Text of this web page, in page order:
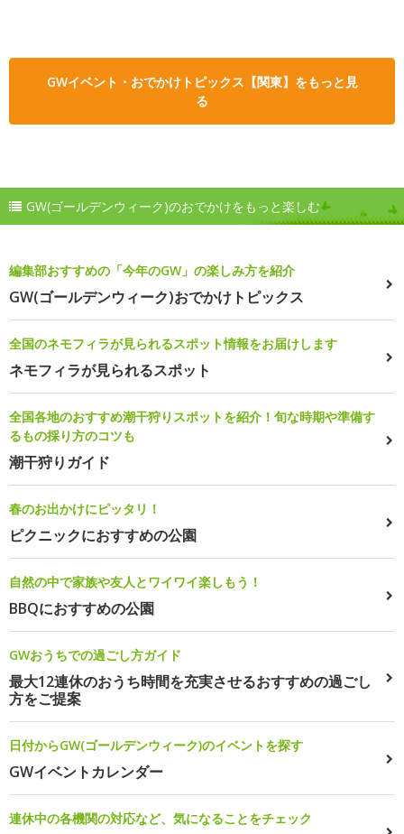
GWイベント・おでかけトピックス【関東】をもっと見
る
GW(ゴールデンウィーク)のおでかけをもっと楽しむ
編集部おすすめの「今年のGW」の楽しみ方を紹介
GW(ゴールデンウィーク)おでかけトピックス
全国のネモフィラが見られるスポット情報をお届けします
ネモフィラが見られるスポット
全国各地のおすすめ潮干狩りスポットを紹介！旬な時期や準備す
るもの採り方のコツも
潮干狩りガイド
春のお出かけにピッタリ！
ピクニックにおすすめの公園
自然の中で家族や友人とワイワイ楽しもう！
BBQにおすすめの公園
GWおうちでの過ごし方ガイド
最大12連休のおうち時間を充実させるおすすめの過ごし
方をご提案
日付からGW(ゴールデンウィーク)のイベントを探す
GWイベントカレンダー
連休中の各機関の対応など、気になることをチェック